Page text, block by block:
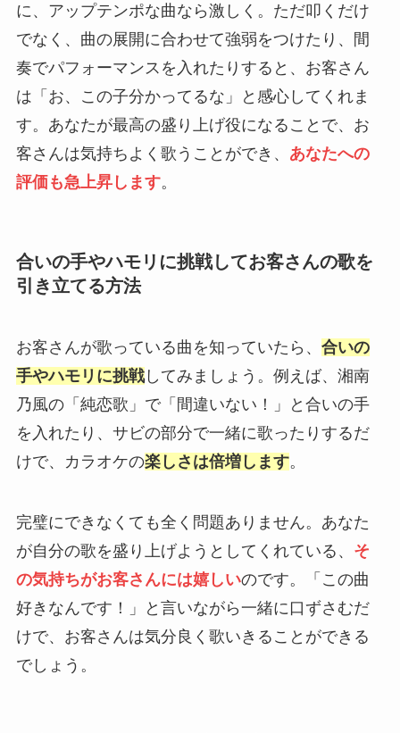
に、アップテンポな曲なら激しく。ただ叩くだけ
でなく、曲の展開に合わせて強弱をつけたり、間
奏でパフォーマンスを入れたりすると、お客さん
は「お、この子分かってるな」と感心してくれま
す。あなたが最高の盛り上げ役になることで、お
客さんは気持ちよく歌うことができ、 あなたへの
評価も急上昇します。
合いの手やハモリに挑戦してお客さんの歌を
引き立てる方法
お客さんが歌っている曲を知っていたら、 合いの
手やハモリに挑戦してみましょう。例えば、湘南
乃風の「純恋歌」で「間違いない！」と合いの手
を入れたり、サビの部分で一緒に歌ったりするだ
けで、カラオケの楽しさは倍増します。
完璧にできなくても全く問題ありません。あなた
が自分の歌を盛り上げようとしてくれている、 そ
の気持ちがお客さんには嬉しいのです。「この曲
好きなんです！」と言いながら一緒に口ずさむだ
けで、お客さんは気分良く歌いきることができる
でしょう。